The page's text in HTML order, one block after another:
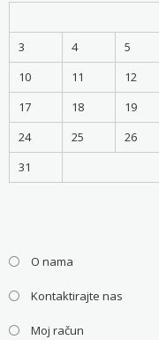
3
4 5
10
11 12
17
18 19
24
25 26
31
O nama
Kontaktirajte nas
Moj račun